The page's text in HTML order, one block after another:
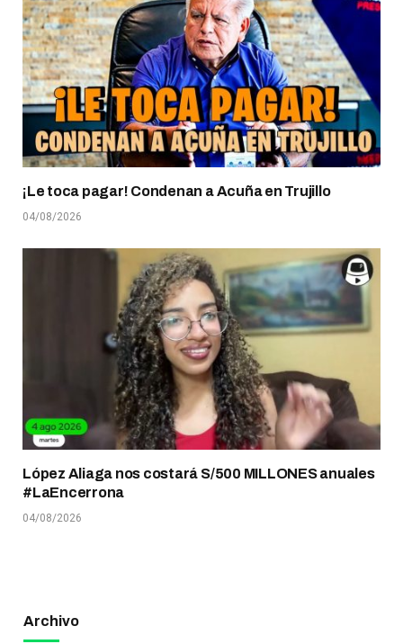
¡Le toca pagar! Condenan a Acuña en Trujillo
04/08/2026
López Aliaga nos costará S/500 MILLONES anuales
#LaEncerrona
04/08/2026
Archivo